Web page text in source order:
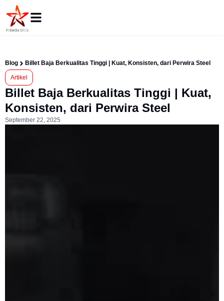
Blog Billet Baja Berkualitas Tinggi | Kuat, Konsisten, dari Perwira Steel
Artikel
Billet Baja Berkualitas Tinggi | Kuat,
Konsisten, dari Perwira Steel
September 22, 2025